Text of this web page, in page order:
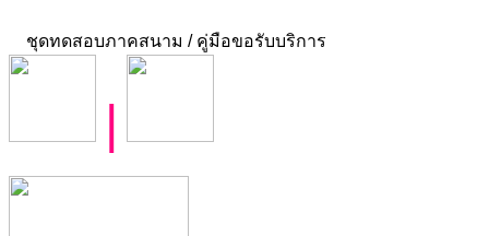
ชุดทดสอบภาคสนาม / คู่มือขอรับบริการ